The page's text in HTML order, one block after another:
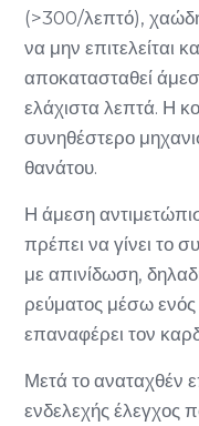
(>300/λεπτό),
να μην επιτελείται
αποκατασταθεί
ελάχιστα λεπτά. Η
συνηθέστερο
θανάτου.
Η άμεση
πρέπει να γίνει το
με απινίδωση,
ρεύματος μέσω ενός
επαναφέρει τον
Μετά το αναταχθέν
ενδελεχής έλεγχος